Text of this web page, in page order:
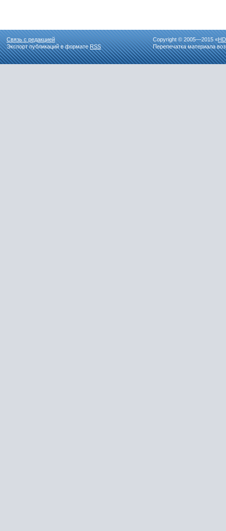
Связь с редакцией
Экспорт публикаций в форматеRSS
Copyright © 2005—2015 «
Перепечатка материала